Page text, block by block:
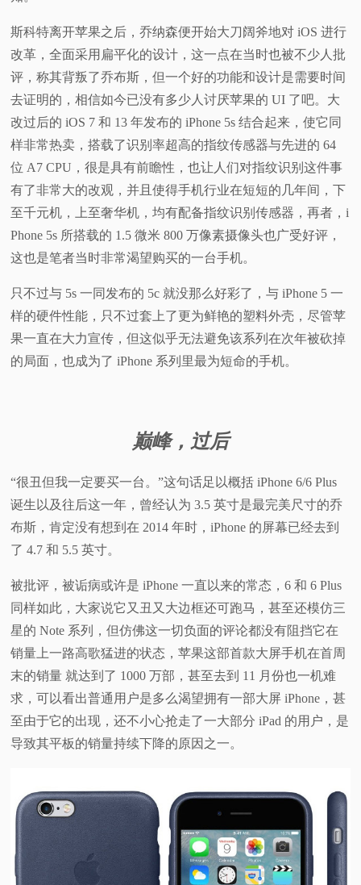
斯科特离开苹果之后，乔纳森便开始大刀阔斧地对 iOS 进行
改革，全面采用扁平化的设计，这一点在当时也被不少人批
评，称其背叛了乔布斯，但一个好的功能和设计是需要时间
去证明的，相信如今已没有多少人讨厌苹果的 UI 了吧。大
改过后的 iOS 7 和 13 年发布的 iPhone 5s 结合起来，使它同
样非常热卖，搭载了识别率超高的指纹传感器与先进的 64
位 A7 CPU，很是具有前瞻性，也让人们对指纹识别这件事
有了非常大的改观，并且使得手机行业在短短的几年间，下
至千元机，上至奢华机，均有配备指纹识别传感器，再者，i
Phone 5s 所搭载的 1.5 微米 800 万像素摄像头也广受好评，
这也是笔者当时非常渴望购买的一台手机。
只不过与 5s 一同发布的 5c 就没那么好彩了，与 iPhone 5 一
样的硬件性能，只不过套上了更为鲜艳的塑料外壳，尽管苹
果一直在大力宣传，但这似乎无法避免该系列在次年被砍掉
的局面，也成为了 iPhone 系列里最为短命的手机。
巅峰，过后
“很丑但我一定要买一台。”这句话足以概括 iPhone 6/6 Plus
诞生以及往后这一年，曾经认为 3.5 英寸是最完美尺寸的乔
布斯，肯定没有想到在 2014 年时，iPhone 的屏幕已经去到
了 4.7 和 5.5 英寸。
被批评，被诟病或许是 iPhone 一直以来的常态，6 和 6 Plus
同样如此，大家说它又丑又大边框还可跑马，甚至还模仿三
星的 Note 系列，但仿佛这一切负面的评论都没有阻挡它在
销量上一路高歌猛进的状态，苹果这部首款大屏手机在首周
末的销量 就达到了 1000 万部，甚至去到 11 月份也一机难
求，可以看出普通用户是多么渴望拥有一部大屏 iPhone，甚
至由于它的出现，还不小心抢走了一大部分 iPad 的用户，是
导致其平板的销量持续下降的原因之一。